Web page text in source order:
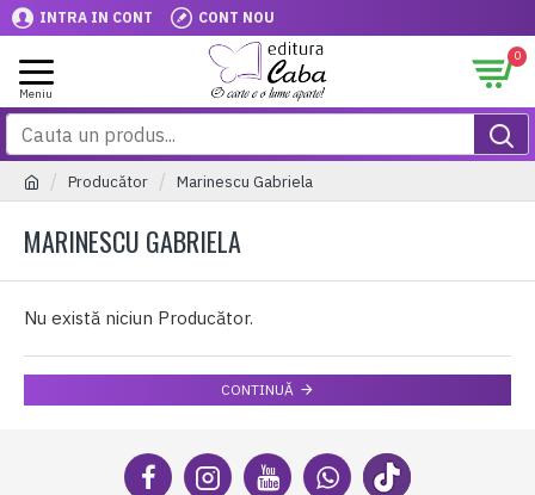
INTRA IN CONT CONT NOU
0
Producător Marinescu Gabriela
MARINESCU GABRIELA
Nu există niciun Producător.
CONTINUĂ